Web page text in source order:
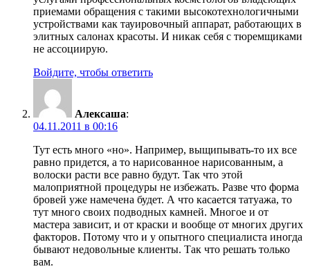
приемами обращения с такими высокотехнологичными
устройствами как тауировочный аппарат, работающих в
элитных салонах красоты. И никак себя с тюремщиками
не ассоциирую.
Войдите, чтобы ответить
Алексаша:
04.11.2011 в 00:16
Тут есть много «но». Например, выщипывать-то их все
равно придется, а то нарисованное нарисованным, а
волоски расти все равно будут. Так что этой
малоприятной процедуры не избежать. Разве что форма
бровей уже намечена будет. А что касается татуажа, то
тут много своих подводных камней. Многое и от
мастера зависит, и от краски и вообще от многих других
факторов. Потому что и у опытного специалиста иногда
бывают недовольные клиенты. Так что решать только
вам.